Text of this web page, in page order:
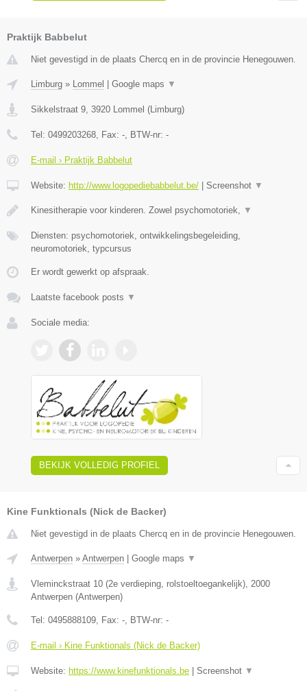
Praktijk Babbelut
Niet gevestigd in de plaats Chercq en in de provincie Henegouwen.
Limburg » Lommel Google maps ▼
Sikkelstraat 9 3920 Lommel ( Limburg)
Tel: 0499203268 , Fax: - , BTW-nr: -
E-mail › Praktijk Babbelut
Website: http://www.logopediebabbelut.be/ Screenshot ▼
Kinesitherapie voor kinderen. Zowel psychomotoriek, ▼
Diensten: psychomotoriek, ontwikkelingsbegeleiding,
neuromotoriek, typcursus
Er wordt gewerkt op afspraak.
Laatste facebook posts ▼
Sociale media:
BEKIJK VOLLEDIG PROFIEL
Kine Funktionals (Nick de Backer)
Niet gevestigd in de plaats Chercq en in de provincie Henegouwen.
Antwerpen » Antwerpen Google maps ▼
Vleminckstraat 10 (2e verdieping, rolstoeltoegankelijk), 2000
Antwerpen (Antwerpen)
Tel: 0495888109, Fax: -, BTW-nr: -
E-mail › Kine Funktionals (Nick de Backer)
Website: https://www.kinefunktionals.be Screenshot ▼